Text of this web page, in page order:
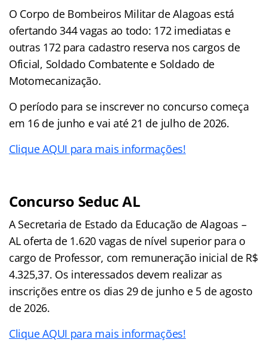
O Corpo de Bombeiros Militar de Alagoas está
ofertando 344 vagas ao todo: 172 imediatas e
outras 172 para cadastro reserva nos cargos de
Oficial, Soldado Combatente e Soldado de
Motomecanização.
O período para se inscrever no concurso começa
em 16 de junho e vai até 21 de julho de 2026.
Clique AQUI para mais informações!
Concurso Seduc AL
A Secretaria de Estado da Educação de Alagoas –
AL oferta de 1.620 vagas de nível superior para o
cargo de Professor, com remuneração inicial de R$
4.325,37. Os interessados devem realizar as
inscrições entre os dias 29 de junho e 5 de agosto
de 2026.
Clique AQUI para mais informações!